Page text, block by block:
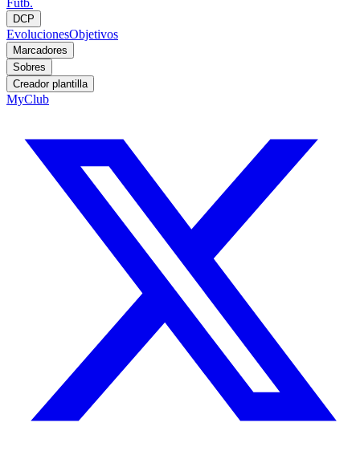
Futb.
DCP
EvolucionesObjetivos
Marcadores
Sobres
Creador plantilla
MyClub